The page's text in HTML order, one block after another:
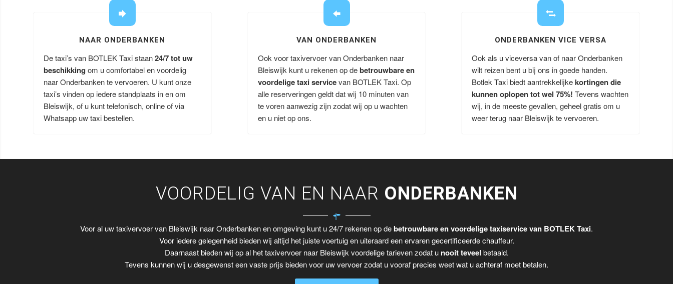
NAAR ONDERBANKEN
De taxi’s van BOTLEK Taxi staan24/7 tot uw
beschikking om u comfortabel en voordelig
naar Onderbanken te vervoeren. U kunt onze
taxi’s vinden op iedere standplaats in en om
Bleiswijk, of u kunt telefonisch, online of via
Whatsapp uw taxi bestellen.
VAN ONDERBANKEN
Ook voor taxivervoer van Onderbanken naar
Bleiswijk kunt u rekenen op debetrouwbare en
voordelige taxi servicevan BOTLEK Taxi. Op
alle reserveringen geldt dat wij 10 minuten van
te voren aanwezig zijn zodat wij op u wachten
en u niet op ons.
ONDERBANKEN VICE VERSA
Ook als u viceversa van of naar Onderbanken
wilt reizen bent u bij ons in goede handen.
Botlek Taxi biedt aantrekkelijkekortingen die
kunnen oplopen tot wel 75%!Tevens wachten
wij, in de meeste gevallen, geheel gratis om u
weer terug naar Bleiswijk te vervoeren.
VOORDELIG VAN EN NAAR ONDERBANKEN
Voor al uw taxivervoer van Bleiswijk naar Onderbanken en omgeving kunt u 24/7 rekenen op debetrouwbare en voordelige taxiservice van BOTLEK Taxi.
Voor iedere gelegenheid bieden wij altijd het juiste voertuig en uiteraard een ervaren gecertificeerde chauffeur.
Daarnaast bieden wij op al het taxivervoer naar Bleiswijk voordelige tarieven zodat u nooit teveel betaald.
Tevens kunnen wij u desgewenst een vaste prijs bieden voor uw vervoer zodat u vooraf precies weet wat u achteraf moet betalen.